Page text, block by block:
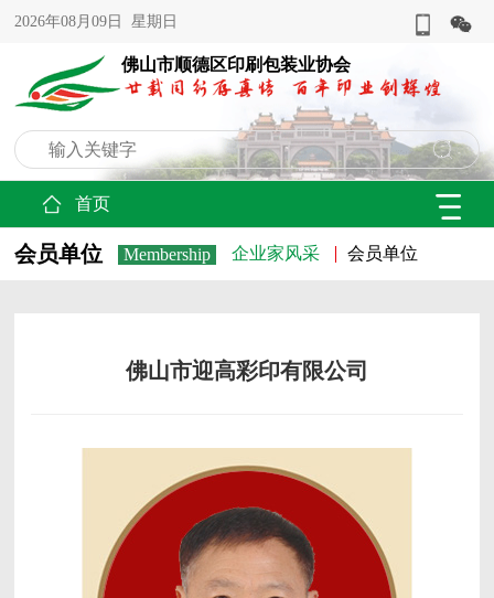
2026年08月09日 星期日
佛山市顺德区印刷包装业协会
首页
会员单位 Membership 企业家风采 会员单位
佛山市迎高彩印有限公司